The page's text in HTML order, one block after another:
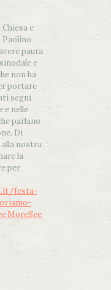
e
Paolino
paura.
e
non ha
portare
segni
e nelle
parlano
Di
alla nostra
la
per
festa-
MoreSee